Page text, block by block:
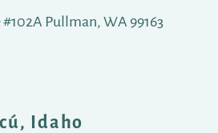
#102A Pullman, WA 99163
Idaho